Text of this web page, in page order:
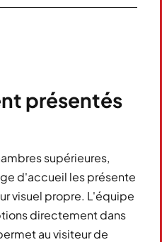
présentés
supérieures,
d'accueil les présente
visuel propre. L'équipe
directement dans
au visiteur de